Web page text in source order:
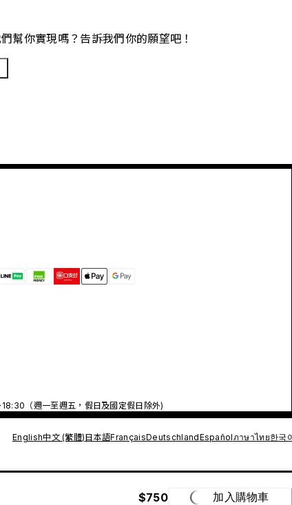
$750 加入購物車
幫你實現嗎？告訴我們你的願望吧！
（週一至週五，假日及國定假日除外)
English中文 (繁體)日本語FrançaisDeutschlandEspañolภาษาไทย한국